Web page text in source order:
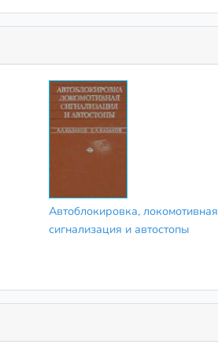
Автоблокировка, локомотивная
сигнализация и автостопы